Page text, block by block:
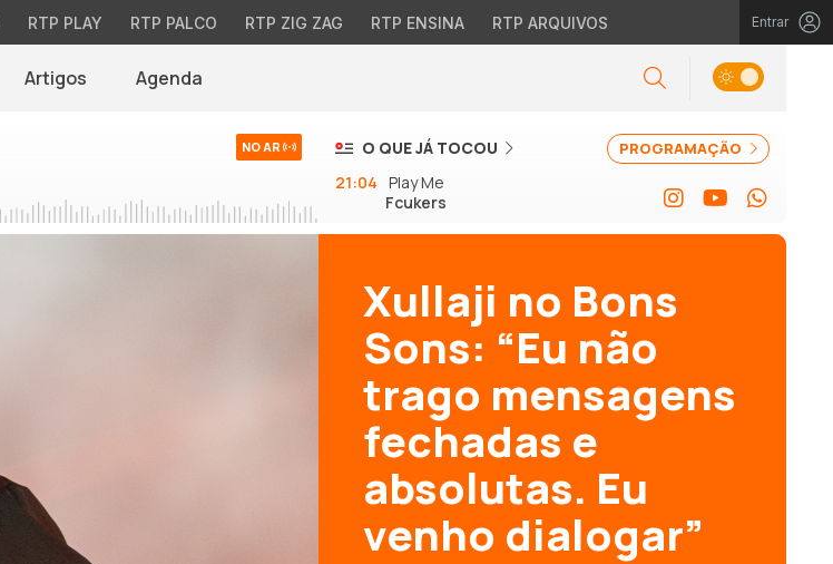
RTP PLAY RTP PALCO RTP ZIG ZAG RTP ENSINA RTP ARQUIVOS Entrar
Artigos Agenda
NO AR PROGRAMAÇÃO
O QUE JÁ TOCOU
21:04 Play Me
Fcukers
Xullaji no Bons
Sons: “Eu não
trago mensagens
fechadas e
absolutas. Eu
venho dialogar”